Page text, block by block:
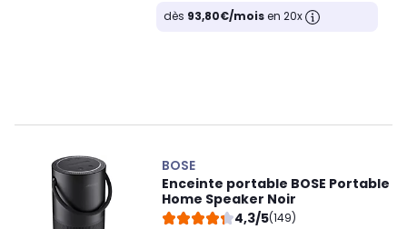
dès 93,80€/moisen 20x
BOSE
Enceinte portable BOSE Portable
Home Speaker Noir
4,3/5(149)